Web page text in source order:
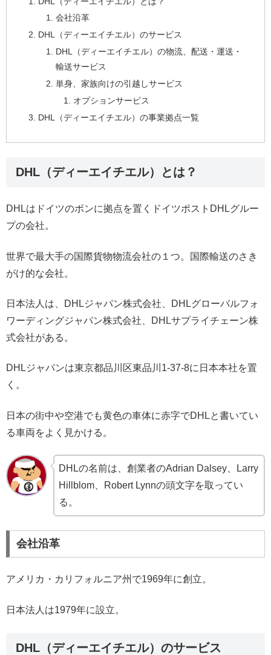
会社沿革
DHL（ディーエイチエル）のサービス
DHL（ディーエイチエル）の物流、配送・運送・
輸送サービス
単身、家族向けの引越しサービス
オプションサービス
DHL（ディーエイチエル）の事業拠点一覧
DHL（ディーエイチエル）とは？
DHLはドイツのボンに拠点を置くドイツポストDHLグルー
プの会社。
世界で最大手の国際貨物物流会社の１つ。国際輸送のさき
がけ的な会社。
日本法人は、DHLジャパン株式会社、DHLグローバルフォ
ワーディングジャパン株式会社、DHLサプライチェーン株
式会社がある。
DHLジャパンは東京都品川区東品川1-37-8に日本本社を置
く。
日本の街中や空港でも黄色の車体に赤字でDHLと書いてい
る車両をよく見かける。
DHLの名前は、創業者のAdrian Dalsey、Larry
Hillblom、Robert Lynnの頭文字を取ってい
る。
会社沿革
アメリカ・カリフォルニア州で1969年に創立。
日本法人は1979年に設立。
DHL（ディーエイチエル）のサービス